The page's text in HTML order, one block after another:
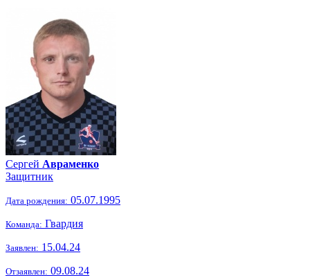
Сергей Авраменко
Защитник
Дата рождения: 05.07.1995
Команда: Гвардия
Заявлен: 15.04.24
Отзаявлен: 09.08.24